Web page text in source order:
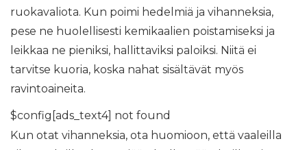
ruokavaliota. Kun poimi hedelmiä ja vihanneksia,
pese ne huolellisesti kemikaalien poistamiseksi ja
leikkaa ne pieniksi, hallittaviksi paloiksi. Niitä ei
tarvitse kuoria, koska nahat sisältävät myös
ravintoaineita.
$config[ads_text4] not found
Kun otat vihanneksia, ota huomioon, että vaaleilla